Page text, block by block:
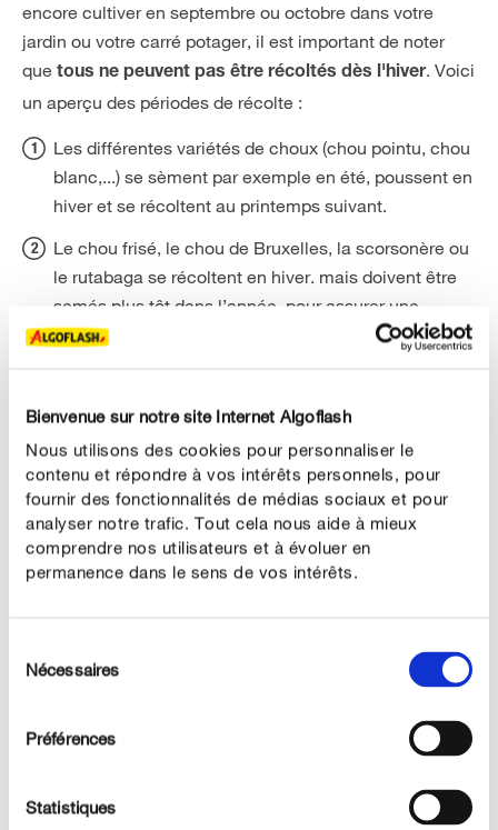
Bienvenue sur notre site Internet Algoflash
Nous utilisons des cookies pour personnaliser le
contenu et répondre à vos intérêts personnels, pour
fournir des fonctionnalités de médias sociaux et pour
analyser notre trafic. Tout cela nous aide à mieux
comprendre nos utilisateurs et à évoluer en
permanence dans le sens de vos intérêts.
duNécessaires
Préférences
Statistiques
encore cultiver en septembre ou octobre dans votre
jardin ou votre carré potager, il est important de noter
que tous ne peuvent pas être récoltés dès l'hiver. Voici
un aperçu des périodes de récolte :
Les différentes variétés de choux (chou pointu, chou
blanc,...) se sèment par exemple en été, poussent en
hiver et se récoltent au printemps suivant.
Le chou frisé, le chou de Bruxelles, la scorsonère ou
le rutabaga se récoltent en hiver. mais doivent être
semés plus tôt dans l’année, pour assurer une
récolte durant la saison froide.
semés en septembre ou octobre pour une récolte la
L’ail au potager peut aussi être planté en hiver, mais
pour les récoltes du printemps suivant.
Vous vous demandez quelles plantes peuvent être
cultivées dans votre jardin ou dans vos carrés potagers ?
aperçu des plantes adaptées à votre jardin et à vos